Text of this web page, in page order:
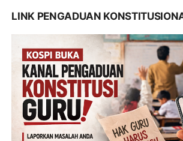
LINK PENGADUAN